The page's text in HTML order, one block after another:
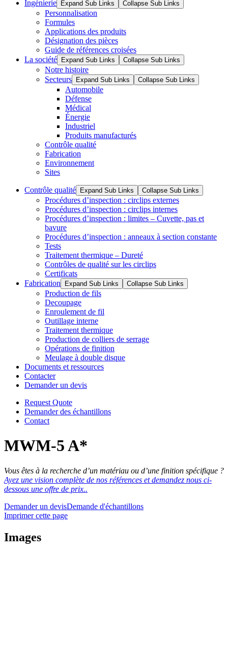
Ingénierie Expand Sub Links Collapse Sub Links
Personnalisation
Formules
Applications des produits
Désignation des pièces
Guide de références croisées
La société
Expand Sub Links Collapse Sub Links
Notre histoire
Secteurs
Expand Sub Links Collapse Sub Links
Automobile
Défense
Médical
Énergie
Industriel
Produits manufacturés
Contrôle qualité
Fabrication
Environnement
Sites
Contrôle qualité Expand Sub Links Collapse Sub Links
Procédures d’inspection : circlips externes
Procédures d’inspection : circlips internes
Procédures d’inspection : limites – Cuvette, pas et
bavure
Procédures d’inspection : anneaux à section constante
Tests
Traitement thermique – Dureté
Contrôles de qualité sur les circlips
Certificats
Fabrication
Expand Sub Links Collapse Sub Links
Production de fils
Decoupage
Enroulement de fil
Outillage interne
Traitement thermique
Production de colliers de serrage
Opérations de finition
Meulage à double disque
Documents et ressources
Contacter
Demander un devis
Request Quote
Demander des échantillons
Contact
MWM-5 A*
Vous êtes à la recherche d’un matériau ou d’une finition spécifique ?
Ayez une vision complète de nos références et demandez nous ci-
dessous une offre de prix..
Demander un devisDemande d'échantillons
Imprimer cette page
Images